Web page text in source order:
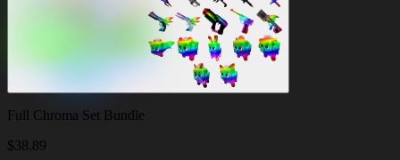
Full Chroma Set Bundle
$38.89